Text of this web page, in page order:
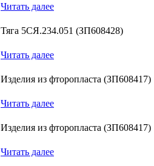
Читать далее
Тяга 5СЯ.234.051 (ЗП608428)
Читать далее
Изделия из фторопласта (ЗП608417)
Читать далее
Изделия из фторопласта (ЗП608417)
Читать далее